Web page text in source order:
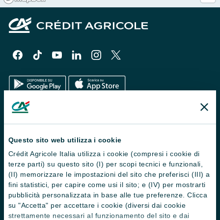
Questo sito web utilizza i cookie
Crédit Agricole Italia utilizza i cookie (compresi i cookie di
terze parti) su questo sito (I) per scopi tecnici e funzionali,
(II) memorizzare le impostazioni del sito che preferisci (III) a
fini statistici, per capire come usi il sito; e (IV) per mostrarti
pubblicità personalizzata in base alle tue preferenze. Clicca
su "Accetta" per accettare i cookie (diversi dai cookie
strettamente necessari al funzionamento del sito e dai
Trova filiali
Contattaci
Domande frequenti
Successioni
Servizi e pagamenti digitali